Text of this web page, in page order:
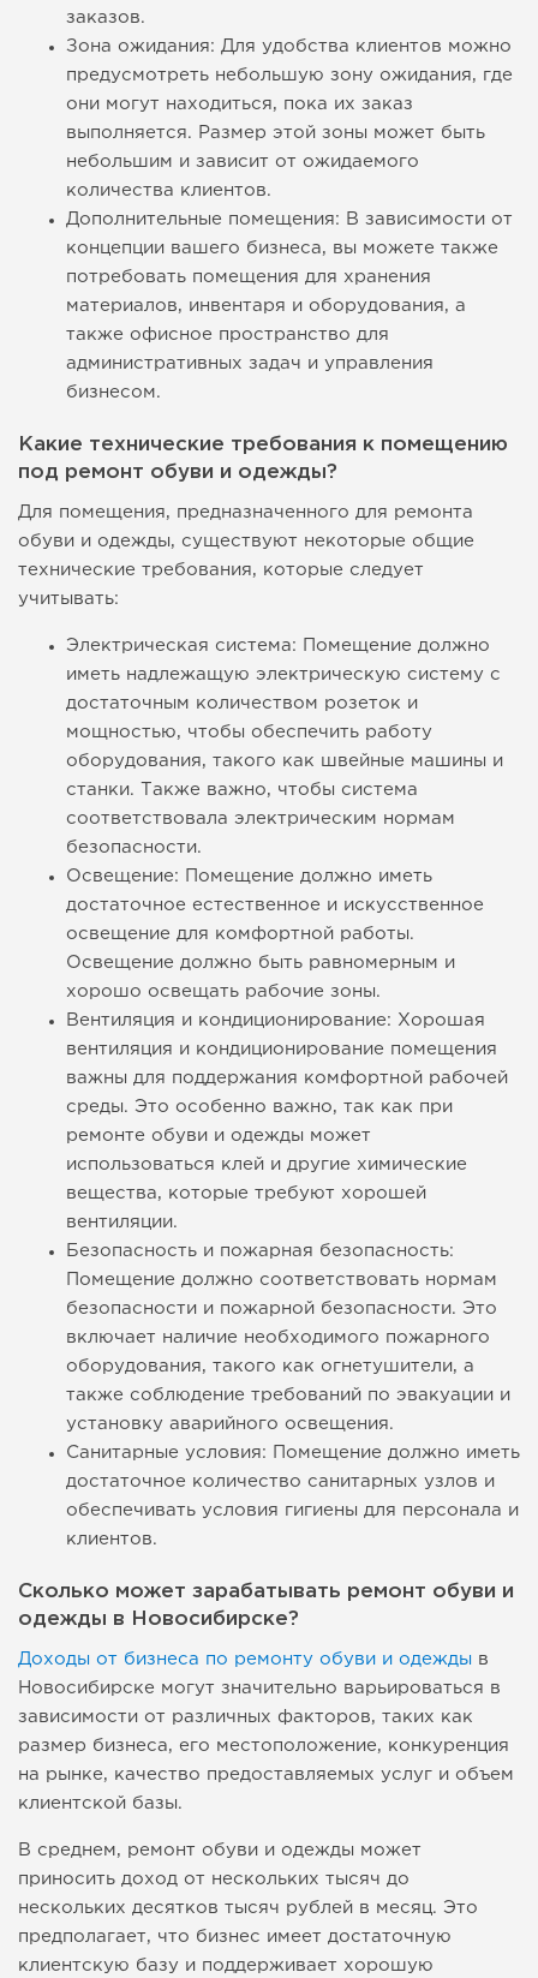
заказов.
Зона ожидания: Для удобства клиентов можно
предусмотреть небольшую зону ожидания, где
они могут находиться, пока их заказ
выполняется. Размер этой зоны может быть
небольшим и зависит от ожидаемого
количества клиентов.
Дополнительные помещения: В зависимости от
концепции вашего бизнеса, вы можете также
потребовать помещения для хранения
материалов, инвентаря и оборудования, а
также офисное пространство для
административных задач и управления
бизнесом.
Какие технические требования к помещению
под ремонт обуви и одежды?
Для помещения, предназначенного для ремонта
обуви и одежды, существуют некоторые общие
технические требования, которые следует
учитывать:
Электрическая система: Помещение должно
иметь надлежащую электрическую систему с
достаточным количеством розеток и
мощностью, чтобы обеспечить работу
оборудования, такого как швейные машины и
станки. Также важно, чтобы система
соответствовала электрическим нормам
безопасности.
Освещение: Помещение должно иметь
достаточное естественное и искусственное
освещение для комфортной работы.
Освещение должно быть равномерным и
хорошо освещать рабочие зоны.
Вентиляция и кондиционирование: Хорошая
вентиляция и кондиционирование помещения
важны для поддержания комфортной рабочей
среды. Это особенно важно, так как при
ремонте обуви и одежды может
использоваться клей и другие химические
вещества, которые требуют хорошей
вентиляции.
Безопасность и пожарная безопасность:
Помещение должно соответствовать нормам
безопасности и пожарной безопасности. Это
включает наличие необходимого пожарного
оборудования, такого как огнетушители, а
также соблюдение требований по эвакуации и
установку аварийного освещения.
Санитарные условия: Помещение должно иметь
достаточное количество санитарных узлов и
обеспечивать условия гигиены для персонала и
клиентов.
Сколько может зарабатывать ремонт обуви и
одежды в Новосибирске?
Доходы от бизнеса по ремонту обуви и одежды в
Новосибирске могут значительно варьироваться в
зависимости от различных факторов, таких как
размер бизнеса, его местоположение, конкуренция
на рынке, качество предоставляемых услуг и объем
клиентской базы.
В среднем, ремонт обуви и одежды может
приносить доход от нескольких тысяч до
нескольких десятков тысяч рублей в месяц. Это
предполагает, что бизнес имеет достаточную
клиентскую базу и поддерживает хорошую